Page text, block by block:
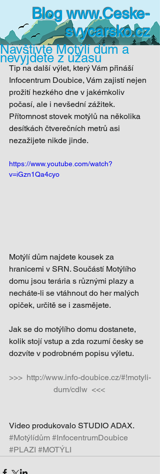
Blogwww.Ceske-
svycarsko.cz
Navštivte Motýlí dům a
nevyjdete z úžasu
Tip na další výlet, který Vám přináší
Infocentrum Doubice, Vám zajistí nejen
prožití hezkého dne v jakémkoliv
počasí, ale i nevšední zážitek.
Přítomnost stovek motýlů na několika
desítkách čtverečních metrů asi
nezažijete nikde jinde.
https://www.youtube.com/watch?
v=iGzn1Qa4cyo
Motýlí dům najdete kousek za
hranicemi v SRN. Součástí Motýlího
domu jsou terária s různými plazy a
necháte-li se vtáhnout do her malých
opiček, určitě se i zasmějete.
Jak se do motýlího domu dostanete,
kolik stojí vstup a zda rozumí česky se
dozvíte v podrobném popisu výletu.
>>>  http://www.info-doubice.cz/#!motyli-
dum/cdlw  <<<
Video produkovalo STUDIO ADAX.
#Motýlídům #InfocentrumDoubice
#PLAZI #MOTÝLI